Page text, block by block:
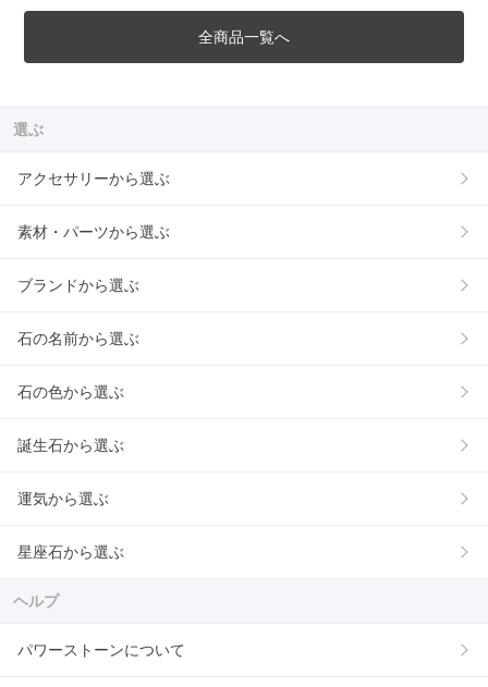
全商品一覧へ
選ぶ
アクセサリーから選ぶ
素材・パーツから選ぶ
ブランドから選ぶ
石の名前から選ぶ
石の色から選ぶ
誕生石から選ぶ
運気から選ぶ
星座石から選ぶ
ヘルプ
パワーストーンについて